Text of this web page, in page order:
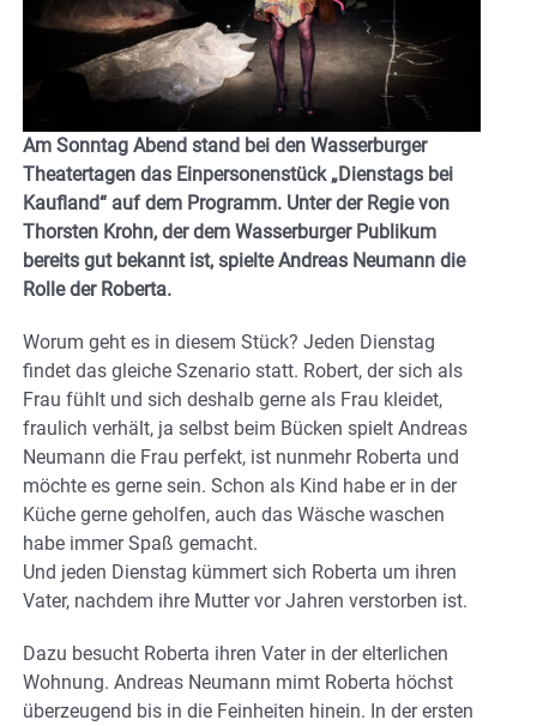
Am Sonntag Abend stand bei den Wasserburger
Theatertagen das Einpersonenstück „Dienstags bei
Kaufland“ auf dem Programm. Unter der Regie von
Thorsten Krohn, der dem Wasserburger Publikum
bereits gut bekannt ist, spielte Andreas Neumann die
Rolle der Roberta.
Worum geht es in diesem Stück? Jeden Dienstag
findet das gleiche Szenario statt. Robert, der sich als
Frau fühlt und sich deshalb gerne als Frau kleidet,
fraulich verhält, ja selbst beim Bücken spielt Andreas
Neumann die Frau perfekt, ist nunmehr Roberta und
möchte es gerne sein. Schon als Kind habe er in der
Küche gerne geholfen, auch das Wäsche waschen
habe immer Spaß gemacht.
Und jeden Dienstag kümmert sich Roberta um ihren
Vater, nachdem ihre Mutter vor Jahren verstorben ist.
Dazu besucht Roberta ihren Vater in der elterlichen
Wohnung. Andreas Neumann mimt Roberta höchst
überzeugend bis in die Feinheiten hinein. In der ersten